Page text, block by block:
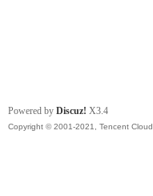
Powered by Discuz! X3.4
Copyright © 2001-2021, Tencent Cloud.